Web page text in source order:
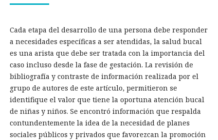
Cada etapa del desarrollo de una persona debe responder
a necesidades específicas a ser atendidas, la salud bucal
es una arista que debe ser tratada con la importancia del
caso incluso desde la fase de gestación. La revisión de
bibliografía y contraste de información realizada por el
grupo de autores de este artículo, permitieron se
identifique el valor que tiene la oportuna atención bucal
de niñas y niños. Se encontró información que respalda
contundentemente la idea de la necesidad de planes
sociales públicos y privados que favorezcan la promoción